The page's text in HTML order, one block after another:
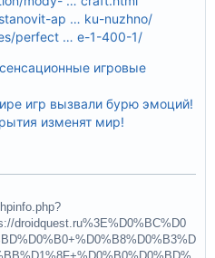
ap … ku-nuzhno/
perfect … e-1-400-1/
игровые
игр вызвали бурю эмоций!
изменят мир!
droidquest.ru%3E%D0%BC%D0